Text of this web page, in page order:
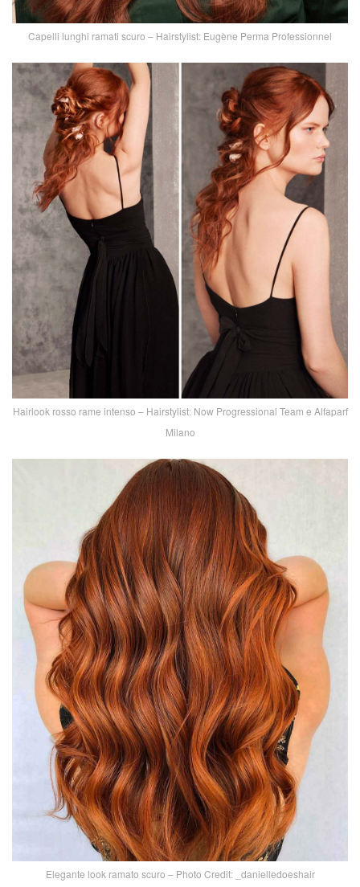
Capelli lunghi ramati scuro – Hairstylist: Eugène Perma Professionnel
Hairlook rosso rame intenso – Hairstylist: Now Progressional Team e Alfaparf
Milano
Elegante look ramato scuro – Photo Credit: _danielledoeshair